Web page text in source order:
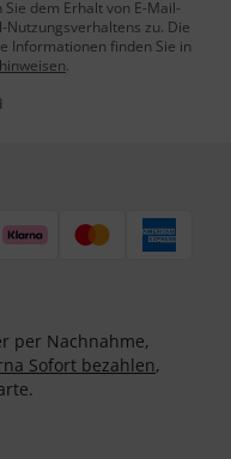
dem Erhalt von E-Mail-
zu. Die
Informationen finden Sie in
.
per Nachnahme,
Sofort bezahlen,